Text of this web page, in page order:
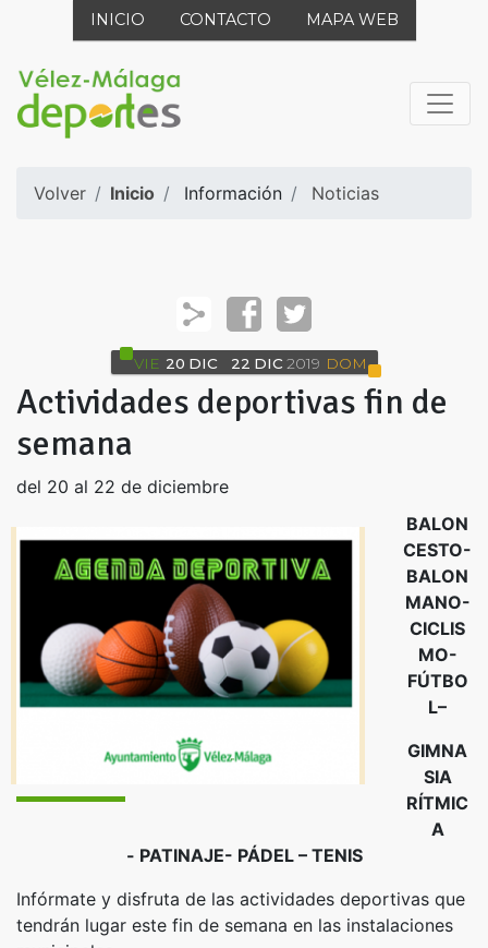
INICIO CONTACTO MAPA WEB
Volver Inicio Información Noticias
VIE 20 DIC 22 DIC 2019 DOM
Actividades deportivas fin de
semana
del 20 al 22 de diciembre
BALON
CESTO-
BALON
MANO-
CICLIS
MO-
FÚTBO
L–
GIMNA
SIA
RÍTMIC
A
- PATINAJE- PÁDEL – TENIS
Infórmate y disfruta de las actividades deportivas que
tendrán lugar este fin de semana en las instalaciones